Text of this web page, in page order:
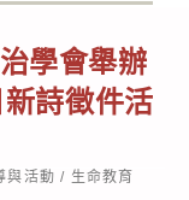
學會舉辦
詩徵件活
與活動 / 生命教育